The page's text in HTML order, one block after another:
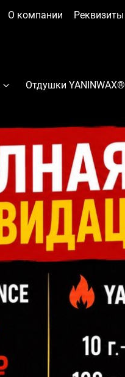
О компании Реквизиты
Отдушки YANINWAX®